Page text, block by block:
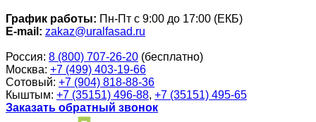
График работы: Пн-Пт с 9:00 до 17:00 (ЕКБ)
E-mail: zakaz@uralfasad.ru
Россия: 8 (800) 707-26-20 (бесплатно)
Москва: +7 (499) 403-19-66
Сотовый: +7 (904) 818-88-36
Кыштым: +7 (35151) 496-88, +7 (35151) 495-65
Заказать обратный звонок